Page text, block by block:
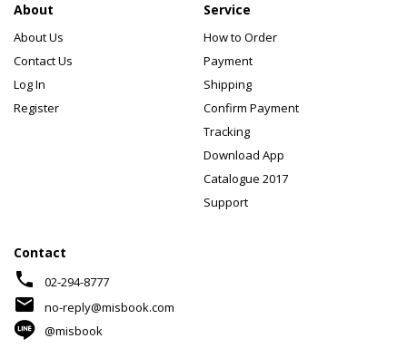
About
About Us
Contact Us
Log In
Register
Service
How to Order
Payment
Shipping
Confirm Payment
Tracking
Download App
Catalogue 2017
Support
Contact
phone 02-294-8777
mail
no-reply@misbook.com
@misbook